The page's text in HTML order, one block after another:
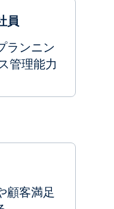
員
ランニン
管理能力
顧客満足